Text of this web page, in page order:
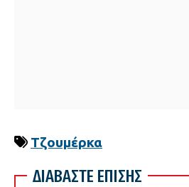
Τζουμέρκα
ΔΙΑΒΑΣΤΕ ΕΠΙΣΗΣ